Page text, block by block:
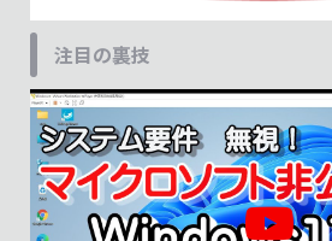
注目の裏技